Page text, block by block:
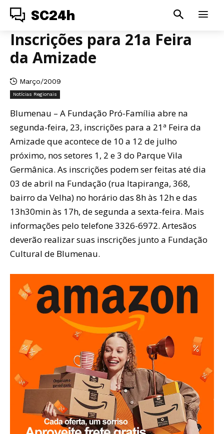
SC24h
Inscrições para 21a Feira
da Amizade
Março/2009
Notícias Regionais
Blumenau – A Fundação Pró-Família abre na
segunda-feira, 23, inscrições para a 21ª Feira da
Amizade que acontece de 10 a 12 de julho
próximo, nos setores 1, 2 e 3 do Parque Vila
Germânica. As inscrições podem ser feitas até dia
03 de abril na Fundação (rua Itapiranga, 368,
bairro da Velha) no horário das 8h às 12h e das
13h30min às 17h, de segunda a sexta-feira. Mais
informações pelo telefone 3326-6972. Artesãos
deverão realizar suas inscrições junto a Fundação
Cultural de Blumenau.